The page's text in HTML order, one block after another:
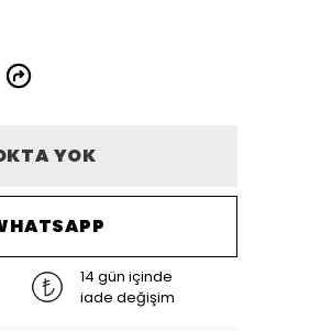
YOK
14 gün içinde
iade değişim